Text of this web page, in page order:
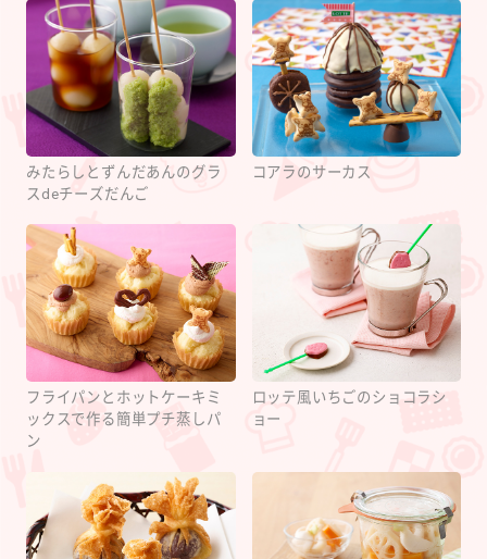
みたらしとずんだあんのグラ
スdeチーズだんご
コアラのサーカス
フライパンとホットケーキミ
ックスで作る簡単プチ蒸しパ
ン
ロッテ風いちごのショコラシ
ョー